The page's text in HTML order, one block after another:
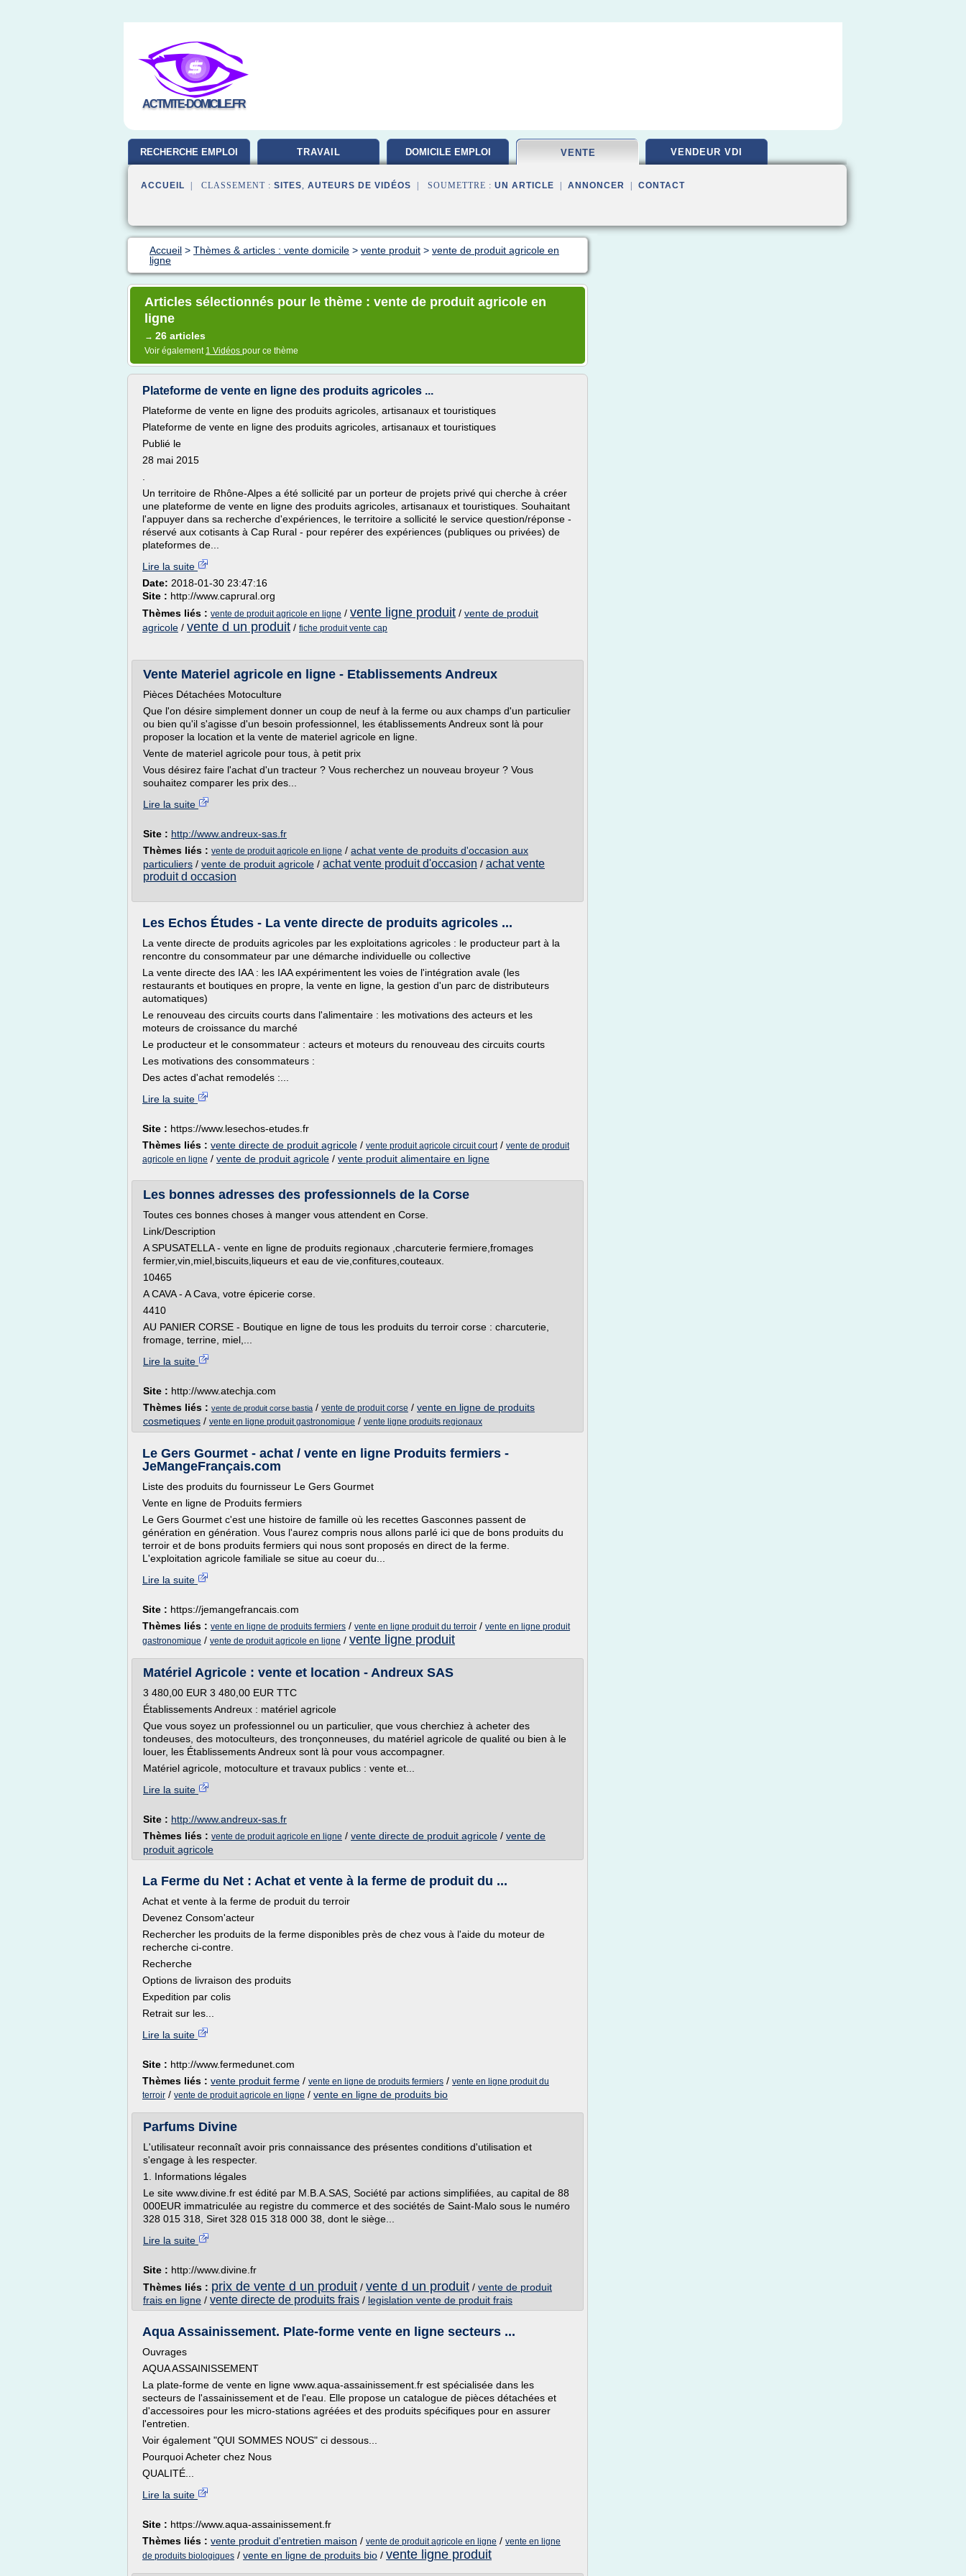
ACTIVITE-DOMICILE.FR
RECHERCHE EMPLOI TRAVAIL DOMICILE EMPLOI VENTE VENDEUR VDI
ACCUEIL | CLASSEMENT : SITES, AUTEURS DE VIDÉOS | SOUMETTRE : UN ARTICLE ANNONCER CONTACT
Accueil > Thèmes & articles : vente domicile > vente produit > vente de produit agricole en
ligne
Articles sélectionnés pour le thème : vente de produit agricole en
ligne
→ 26 articles
Voir également 1 Vidéos pour ce thème
Plateforme de vente en ligne des produits agricoles ...
Plateforme de vente en ligne des produits agricoles, artisanaux et touristiques
Plateforme de vente en ligne des produits agricoles, artisanaux et touristiques
Publié le
28 mai 2015
Un territoire de Rhône-Alpes a été sollicité par un porteur de projets privé qui cherche à créer
une plateforme de vente en ligne des produits agricoles, artisanaux et touristiques. Souhaitant
l'appuyer dans sa recherche d'expériences, le territoire a sollicité le service question/réponse -
réservé aux cotisants à Cap Rural - pour repérer des expériences (publiques ou privées) de
plateformes de...
Lire la suite
Date: 2018-01-30 23:47:16
Site : http://www.caprural.org
Thèmes liés : vente de produit agricole en ligne / vente ligne produit / vente de produit
agricole / vente d un produit / fiche produit vente cap
Vente Materiel agricole en ligne - Etablissements Andreux
Pièces Détachées Motoculture
Que l'on désire simplement donner un coup de neuf à la ferme ou aux champs d'un particulier
ou bien qu'il s'agisse d'un besoin professionnel, les établissements Andreux sont là pour
proposer la location et la vente de materiel agricole en ligne.
Vente de materiel agricole pour tous, à petit prix
Vous désirez faire l'achat d'un tracteur ? Vous recherchez un nouveau broyeur ? Vous
souhaitez comparer les prix des...
Lire la suite
Site : http://www.andreux-sas.fr
Thèmes liés : vente de produit agricole en ligne / achat vente de produits d'occasion aux
particuliers / vente de produit agricole / achat vente produit d'occasion / achat vente
produit d occasion
Les Echos Études - La vente directe de produits agricoles ...
La vente directe de produits agricoles par les exploitations agricoles : le producteur part à la
rencontre du consommateur par une démarche individuelle ou collective
La vente directe des IAA : les IAA expérimentent les voies de l'intégration avale (les
restaurants et boutiques en propre, la vente en ligne, la gestion d'un parc de distributeurs
automatiques)
Le renouveau des circuits courts dans l'alimentaire : les motivations des acteurs et les
moteurs de croissance du marché
Le producteur et le consommateur : acteurs et moteurs du renouveau des circuits courts
Les motivations des consommateurs :
Des actes d'achat remodelés :...
Lire la suite
Site : https://www.lesechos-etudes.fr
Thèmes liés : vente directe de produit agricole / vente produit agricole circuit court/ vente de produit
agricole en ligne / vente de produit agricole / vente produit alimentaire en ligne
Les bonnes adresses des professionnels de la Corse
Toutes ces bonnes choses à manger vous attendent en Corse.
Link/Description
A SPUSATELLA - vente en ligne de produits regionaux ,charcuterie fermiere,fromages
fermier,vin,miel,biscuits,liqueurs et eau de vie,confitures,couteaux.
10465
A CAVA - A Cava, votre épicerie corse.
4410
AU PANIER CORSE - Boutique en ligne de tous les produits du terroir corse : charcuterie,
fromage, terrine, miel,...
Lire la suite
Site : http://www.atechja.com
Thèmes liés : vente de produit corse bastia / vente de produit corse / vente en ligne de produits
cosmetiques / vente en ligne produit gastronomique / vente ligne produits regionaux
Le Gers Gourmet - achat / vente en ligne Produits fermiers -
JeMangeFrançais.com
Liste des produits du fournisseur Le Gers Gourmet
Vente en ligne de Produits fermiers
Le Gers Gourmet c'est une histoire de famille où les recettes Gasconnes passent de
génération en génération. Vous l'aurez compris nous allons parlé ici que de bons produits du
terroir et de bons produits fermiers qui nous sont proposés en direct de la ferme.
L'exploitation agricole familiale se situe au coeur du...
Lire la suite
Site : https://jemangefrancais.com
Thèmes liés : vente en ligne de produits fermiers / vente en ligne produit du terroir / vente en ligne produit
gastronomique / vente de produit agricole en ligne / vente ligne produit
Matériel Agricole : vente et location - Andreux SAS
3 480,00 EUR 3 480,00 EUR TTC
Établissements Andreux : matériel agricole
Que vous soyez un professionnel ou un particulier, que vous cherchiez à acheter des
tondeuses, des motoculteurs, des tronçonneuses, du matériel agricole de qualité ou bien à le
louer, les Établissements Andreux sont là pour vous accompagner.
Matériel agricole, motoculture et travaux publics : vente et...
Lire la suite
Site : http://www.andreux-sas.fr
Thèmes liés : vente de produit agricole en ligne / vente directe de produit agricole / vente de
produit agricole
La Ferme du Net : Achat et vente à la ferme de produit du ...
Achat et vente à la ferme de produit du terroir
Devenez Consom'acteur
Rechercher les produits de la ferme disponibles près de chez vous à l'aide du moteur de
recherche ci-contre.
Recherche
Options de livraison des produits
Expedition par colis
Retrait sur les...
Lire la suite
Site : http://www.fermedunet.com
Thèmes liés : vente produit ferme / vente en ligne de produits fermiers / vente en ligne produit du
terroir / vente de produit agricole en ligne / vente en ligne de produits bio
Parfums Divine
L'utilisateur reconnaît avoir pris connaissance des présentes conditions d'utilisation et
s'engage à les respecter.
1. Informations légales
Le site www.divine.fr est édité par M.B.A.SAS, Société par actions simplifiées, au capital de 88
000EUR immatriculée au registre du commerce et des sociétés de Saint-Malo sous le numéro
328 015 318, Siret 328 015 318 000 38, dont le siège...
Lire la suite
Site : http://www.divine.fr
Thèmes liés : prix de vente d un produit / vente d un produit / vente de produit
frais en ligne / vente directe de produits frais / legislation vente de produit frais
Aqua Assainissement. Plate-forme vente en ligne secteurs ...
Ouvrages
AQUA ASSAINISSEMENT
La plate-forme de vente en ligne www.aqua-assainissement.fr est spécialisée dans les
secteurs de l'assainissement et de l'eau. Elle propose un catalogue de pièces détachées et
d'accessoires pour les micro-stations agréées et des produits spécifiques pour en assurer
l'entretien.
Voir également "QUI SOMMES NOUS" ci dessous...
Pourquoi Acheter chez Nous
QUALITÉ...
Lire la suite
Site : https://www.aqua-assainissement.fr
Thèmes liés : vente produit d'entretien maison / vente de produit agricole en ligne / vente en ligne
de produits biologiques / vente en ligne de produits bio / vente ligne produit